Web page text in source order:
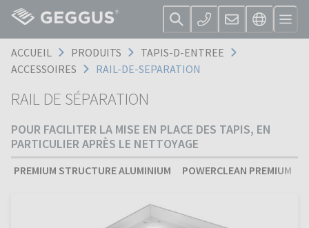
ACCUEIL PRODUITS
TAPIS-D-ENTREE
ACCESSOIRES
RAIL-DE-SEPARATION
RAIL DE SÉPARATION
POUR FACILITER LA MISE EN PLACE DES TAPIS, EN
PARTICULIER APRÈS LE NETTOYAGE
PREMIUM STRUCTURE ALUMINIUM POWERCLEAN PREMIUM